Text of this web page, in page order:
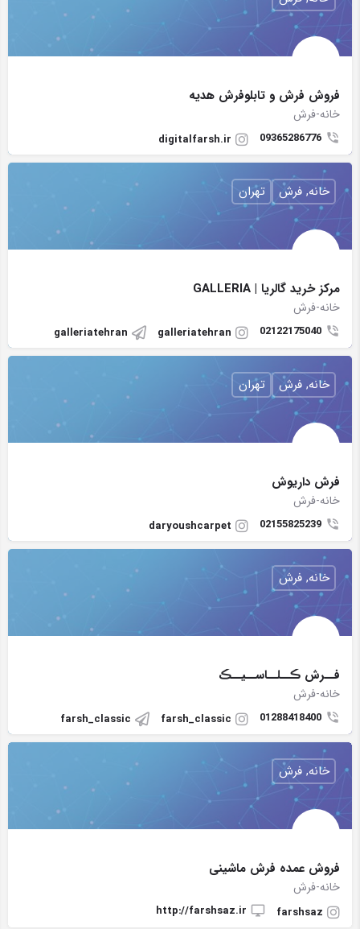
فروش فرش و تابلوفرش هدیه
خانه-فرش
09365286776
digitalfarsh.ir
مركز خريد گالریا | GALLERIA
خانه-فرش
02122175040
galleriatehran
galleriatehran
خانه, فرش تهران
فرش داریوش
خانه-فرش
02155825239
daryoushcarpet
خانه, فرش تهران
فــرش ڪــلــاســیــڪ
خانه-فرش
01288418400
farsh_classic
farsh_classic
خانه, فرش
فروش عمده فرش ماشینی
خانه-فرش
farshsaz
http://farshsaz.ir
خانه, فرش